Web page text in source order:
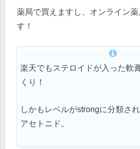
薬局で買えますし、オンライン薬
す！
楽天でもステロイドが入った軟
くり！
しかもレベルがstrongに分類さ
アセトニド。